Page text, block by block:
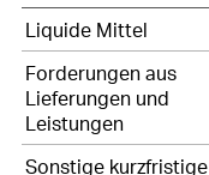
Liquide Mittel
Forderungen aus
Lieferungen und
Leistungen
Sonstige kurzfristige